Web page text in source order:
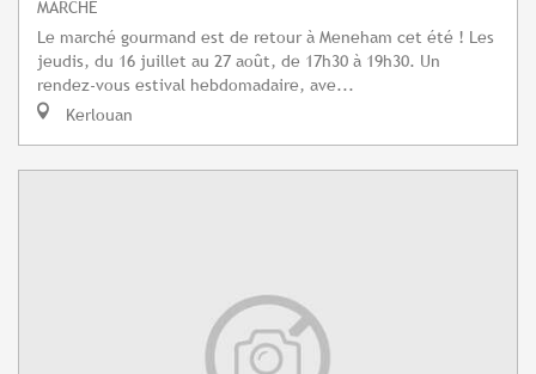
MARCHÉ
Le marché gourmand est de retour à Meneham cet été ! Les
jeudis, du 16 juillet au 27 août, de 17h30 à 19h30. Un
rendez-vous estival hebdomadaire, ave...
Kerlouan